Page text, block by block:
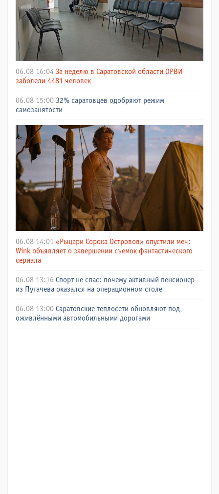
06.08 16:04 За неделю в Саратовской области ОРВИ
заболели 4481 человек
06.08 15:00 32% саратовцев одобряют режим
самозанятости
06.08 14:01 «Рыцари Сорока Островов» опустили меч:
Wink объявляет о завершении съемок фантастического
сериала
06.08 13:16 Спорт не спас: почему активный пенсионер
из Пугачева оказался на операционном столе
06.08 13:00 Саратовские теплосети обновляют под
оживлёнными автомобильными дорогами